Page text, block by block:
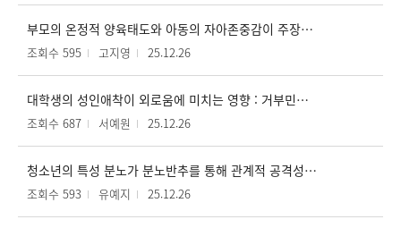
부모의 온정적 양육태도와 아동의 자아존중감이 주장성과 공격성에 미치는 영향
조회수 595 고지영 25.12.26
대학생의 성인애착이 외로움에 미치는 영향 : 거부민감성과 자기자비의 매개효과
조회수 687 서예원 25.12.26
청소년의 특성 분노가 분노반추를 통해 관계적 공격성에 미치는 영향 : 슬픔반추의 조절된 매개효과
조회수 593 유예지 25.12.26